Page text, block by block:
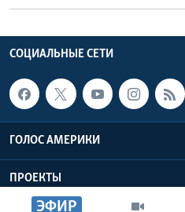
ЭФИР
СОЦИАЛЬНЫЕ СЕТИ
ГОЛОС АМЕРИКИ
ПРОЕКТЫ